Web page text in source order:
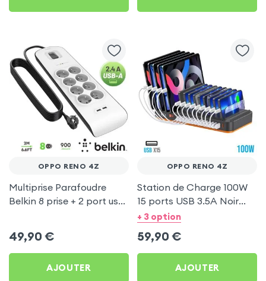
OPPO RENO 4Z
Multiprise Parafoudre
Belkin 8 prise + 2 port usb
49,90 €
AJOUTER
OPPO RENO 4Z
Station de Charge 100W
15 ports USB 3.5A Noir
pour Oppo Reno 4Z
+ 3 option
59,90 €
AJOUTER